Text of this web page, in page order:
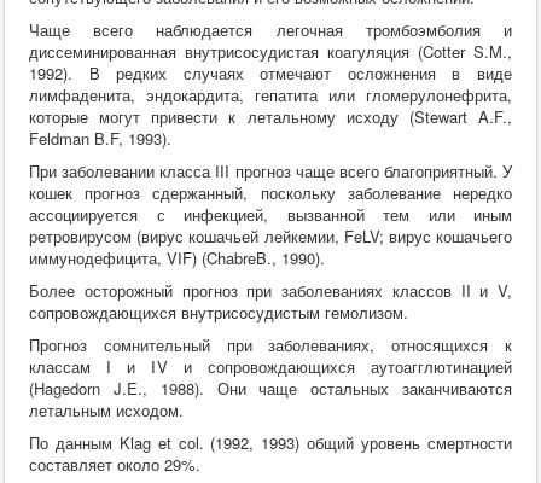
Чаще всего наблюдается легочная тромбоэмболия и
диссеминированная внутрисосудистая коагуляция (Cotter S.M.,
1992). В редких случаях отмечают осложнения в виде
лимфаденита, эндокардита, гепатита или гломерулонефрита,
которые могут привести к летальному исходу (Stewart A.F.,
Feldman B.F, 1993).
При заболевании класса III прогноз чаще всего благоприятный. У
кошек прогноз сдержанный, поскольку заболевание нередко
ассоциируется с инфекцией, вызванной тем или иным
ретровирусом (вирус кошачьей лейкемии, FeLV; вирус кошачьего
иммунодефицита, VIF) (ChabreB., 1990).
Более осторожный прогноз при заболеваниях классов II и V,
сопровождающихся внутрисосудистым гемолизом.
Прогноз сомнительный при заболеваниях, относящихся к
классам I и IV и сопровождающихся аутоагглютинацией
(Hagedorn J.E., 1988). Они чаще остальных заканчиваются
летальным исходом.
По данным Klag et col. (1992, 1993) общий уровень смертности
составляет около 29%.